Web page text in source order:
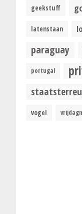
geekstuff
latenstaan
paraguay
portugal
vogel